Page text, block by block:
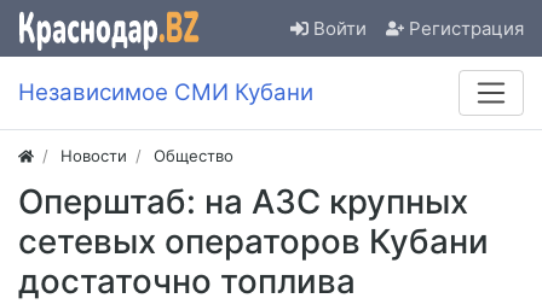
Войти Регистрация
Независимое СМИ Кубани
Новости Общество
Оперштаб: на АЗС крупных
сетевых операторов Кубани
достаточно топлива